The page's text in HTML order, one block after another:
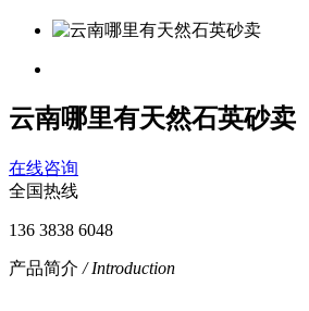
云南哪里有天然石英砂卖
在线咨询
全国热线
136 3838 6048
产品简介 / Introduction